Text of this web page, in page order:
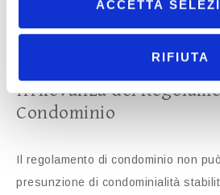
ACCETTA
RIFIUTA
Irrilevanza del
Condominio
Il regolamento di condominio non
presunzione di condominialità